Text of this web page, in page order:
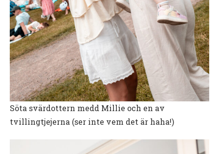
Söta svärdottern medd Millie och en av
tvillingtjejerna (ser inte vem det är haha!)